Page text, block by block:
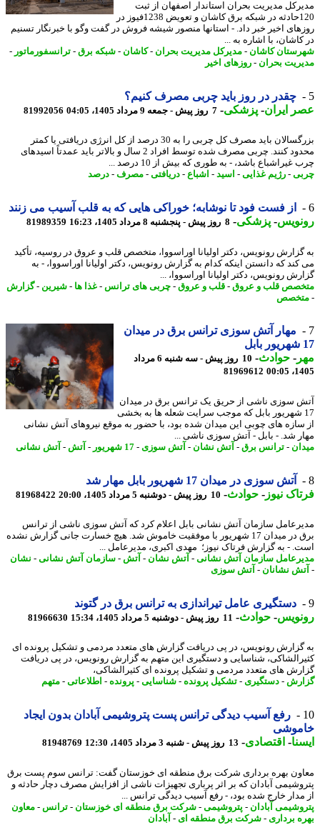
مدیریت بحران استاندار اصفهان از ثبت
120حادثه در شبکه برق کاشان و تعویض 1238فیوز در
اخیر خبر داد. - استانها منصور شیشه فروش در گفت وگو با خبرنگار تسنیم
با اشاره به ...
کاشان-مدیرکل مدیریت بحران- کاشان-شبکه برق - ترانسفورماتور-
بحران- روزهای اخیر
چقدر در روز باید چربی مصرف کنیم؟
ایران- پزشکی-7 روز پیش - جمعه 9 مرداد 1405، 04:05 81992056
بزرگسالان باید مصرف کل چربی را به 30 درصد از کل انرژی دریافتی یا کمتر
محدود کنند. چربی مصرف شده توسط افراد 2 سال و بالاتر باید عمدتاً اسیدهای
غیراشباع باشد، - به طوری که بیش از 10 درصد ...
- رژیم غذایی- اسید -اشباع-دریافتی-مصرف- درصد
از فست فود تا نوشابه؛ خوراکی هایی که به قلب آسیب می زنند
-پزشکی-8 روز پیش - پنجشنبه 8 مرداد 1405، 16:23 81989359
رونویس، دکتر اولیانا اوراسووا، متخصص قلب و عروق در روسیه، تأکید
که دانستن اینکه کدام به گزارش رونویس، دکتر اولیانا اوراسووا، - به
رونویس، دکتر اولیانا اوراسووا، ...
قلب و عروق-قلب و عروق-چربی های ترانس -غذا ها- شیرین- گزارش
مهار آتش سوزی ترانس برق در میدان
-حوادث -
10 روز پیش - سه شنبه 6 مرداد
81969612
سوزی ناشی از حریق یک ترانس برق در میدان
شهریور بابل که موجب سرایت شعله ها به بخشی
های چوبی این میدان شده بود، با حضور به موقع نیروهای آتش نشانی
شد. - بابل - آتش سوزی ناشی ...
- ترانس برق - آتش نشان-آتش سوزی- 17 شهریور -آتش -آتش نشانی
آتش سوزی در میدان 17 شهریور بابل مهار شد
نیوز-حوادث -10 روز پیش - دوشنبه 5 مرداد 1405، 20:00 81968422
سازمان آتش نشانی بابل اعلام کرد که آتش سوزی ناشی از ترانس
برق در میدان 17 شهریور با موفقیت خاموش شد. هیچ خسارت جانی گزارش نشده
- به گزارش فرتاک نیوز؛ مهدی اکبری، مدیرعامل ...
سازمان آتش نشانی-آتش نشان-آتش -سازمان آتش نشانی-نشان
نشانان-آتش سوزی
دستگیری عامل تیراندازی به ترانس برق در گتوند
-حوادث -11 روز پیش - دوشنبه 5 مرداد 1405، 15:34 81966630
رونویس، در پی دریافت گزارش های متعدد مردمی و تشکیل پرونده ای
شناسایی و دستگیری این متهم به گزارش رونویس، در پی دریافت
های متعدد مردمی و تشکیل پرونده ای کثیرالشاکی،
-دستگیری- تشکیل پرونده -شناسایی-پرونده -اطلاعاتی-متهم
رفع آسیب دیدگی ترانس پست پتروشیمی آبادان بدون ایجاد
-اقتصادی-13 روز پیش - شنبه 3 مرداد 1405، 12:30 81948769
بهره برداری شرکت برق منطقه ای خوزستان گفت: ترانس سوم پست برق
آبادان که بر اثر پرباری تجهیزات ناشی از افزایش مصرف دچار حادثه و
خارج شده بود، - رفع آسیب دیدگی ترانس ...
آبادان- پتروشیمی-شرکت برق منطقه ای خوزستان-ترانس -معاون
برداری- شرکت برق منطقه ای- آبادان